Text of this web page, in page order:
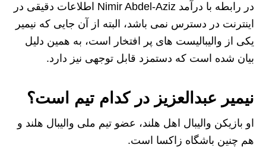
در رابطه با درآمد Nimir Abdel-Aziz اطلاعات دقیقی در
اینترنت در دسترس نمی باشد، البته از آن جایی که نیمیر
یکی از والیبالیست های پر افتخار است، به همین دلیل
بیان شده است که دستمزد قابل توجهی نیز دارد.
نیمیر عبدالعزیز در کدام تیم است؟
او بازیکن والیبال اهل هلند، عضو تیم ملی والیبال هلند و
هم چنین باشگاه زاکسا است.